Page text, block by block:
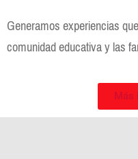
Generamos experiencias
comunidad educativa y las
Más